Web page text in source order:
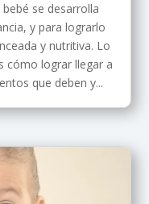
se desarrolla
y para lograrlo
y nutritiva. Lo
cómo lograr llegar a
que deben y...